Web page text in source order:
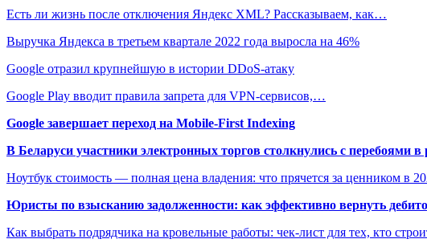
Есть ли жизнь после отключения Яндекс XML? Рассказываем, как…
Выручка Яндекса в третьем квартале 2022 года выросла на 46%
Google отразил крупнейшую в истории DDoS-атаку
Google Play вводит правила запрета для VPN-сервисов,…
Google завершает переход на Mobile-First Indexing
В Беларуси участники электронных торгов столкнулись с перебоями в
Ноутбук стоимость — полная цена владения: что прячется за ценником в
Юристы по взысканию задолженности: как эффективно вернуть
Как выбрать подрядчика на кровельные работы: чек-лист для тех, кто